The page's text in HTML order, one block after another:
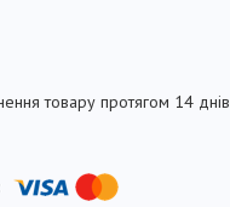
товару протягом 14 днів